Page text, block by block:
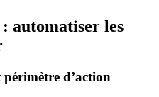
automatiser les
d’action